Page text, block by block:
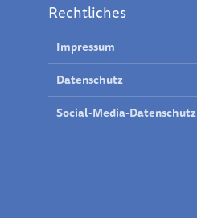
Rechtliches
Impressum
Datenschutz
Social-Media-Datenschutz